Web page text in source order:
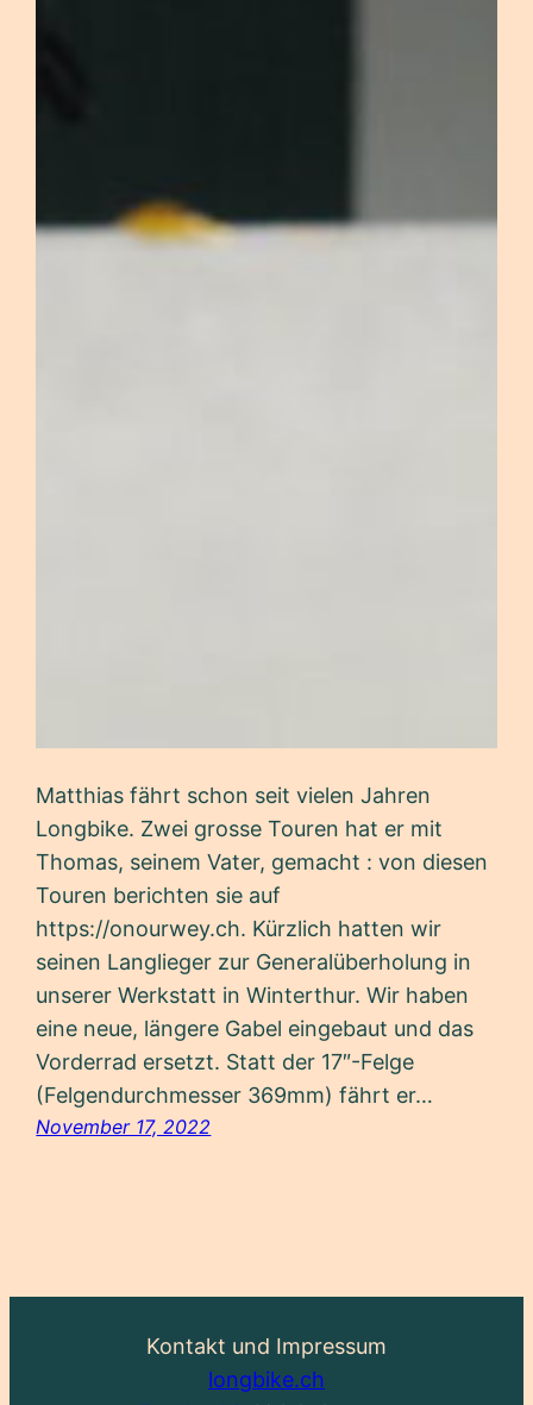
Matthias fährt schon seit vielen Jahren
Longbike. Zwei grosse Touren hat er mit
Thomas, seinem Vater, gemacht : von diesen
Touren berichten sie auf
https://onourwey.ch. Kürzlich hatten wir
seinen Langlieger zur Generalüberholung in
unserer Werkstatt in Winterthur. Wir haben
eine neue, längere Gabel eingebaut und das
Vorderrad ersetzt. Statt der 17″-Felge
(Felgendurchmesser 369mm) fährt er…
November 17, 2022
Kontakt und Impressum
longbike.ch